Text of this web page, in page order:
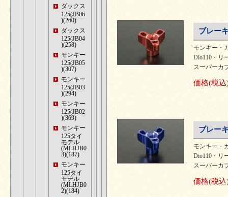
ダックス
125(JB06
)(260)
ダックス
125(JB04
)(258)
モンキー
125(JB05
)(307)
モンキー
125(JB03
)(294)
モンキー
125(JB02
)(369)
モンキー
125タイ
モデル
(MLHJB0
3)(187)
モンキー
125タイ
モデル
(MLHJB0
2)(184)
ブレー
モンキー・
Dio110・リ
スーパーカ
価格(税込
ブレー
モンキー・
Dio110・リ
スーパーカ
価格(税込